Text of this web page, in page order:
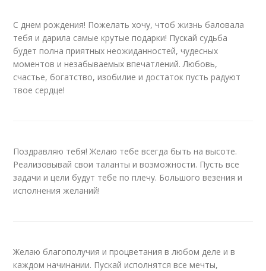
С днем рождения! Пожелать хочу, чтоб жизнь баловала
тебя и дарила самые крутые подарки! Пускай судьба
будет полна приятных неожиданностей, чудесных
моментов и незабываемых впечатлений. Любовь,
счастье, богатство, изобилие и достаток пусть радуют
твое сердце!
Поздравляю тебя! Желаю тебе всегда быть на высоте.
Реализовывай свои таланты и возможности. Пусть все
задачи и цели будут тебе по плечу. Большого везения и
исполнения желаний!
Желаю благополучия и процветания в любом деле и в
каждом начинании. Пускай исполнятся все мечты,